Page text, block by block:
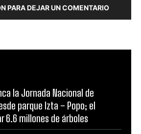
PARA DEJAR UN COMENTARIO
la Jornada Nacional de
parque Izta – Popo; el
6.6 millones de árboles